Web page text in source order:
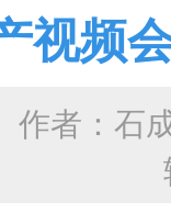
视频
者：石